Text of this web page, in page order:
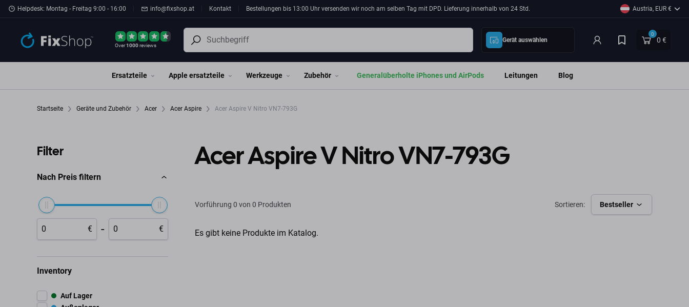
Zum Hauptinhalt springen
Helpdesk: Montag - Freitag 9:00 - 16:00 info@fixshop.at Kontakt Bestellungen bis 13:00 Uhr versenden wir noch am selben Tag mit DPD. Lieferung innerhalb von 24 Std. Austria, EUR €
Over1000reviews
Gerät auswählen
0
0 €
Ersatzteile Apple ersatzteile Werkzeuge Zubehör Generalüberholte iPhones und AirPods Leitungen Blog
Startseite Geräte und Zubehör Acer Acer Aspire Acer Aspire V Nitro VN7-793G
Filter
Nach Preis filtern
€ - €
Inventory
Auf Lager
Acer Aspire V Nitro VN7-793G
Vorführung 0 von 0 Produkten Sortieren: Bestseller
Es gibt keine Produkte im Katalog.